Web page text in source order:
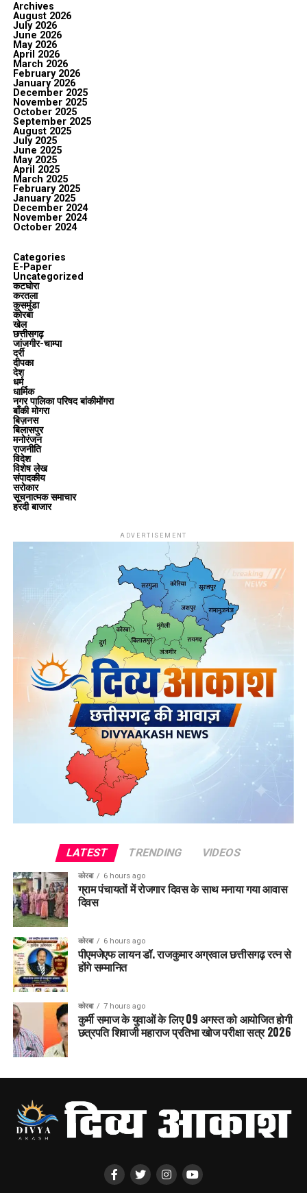
Archives
August 2026
July 2026
June 2026
May 2026
April 2026
March 2026
February 2026
January 2026
December 2025
November 2025
October 2025
September 2025
August 2025
July 2025
June 2025
May 2025
April 2025
March 2025
February 2025
January 2025
December 2024
November 2024
October 2024
Categories
E-Paper
Uncategorized
कटघोरा
करतला
कुसमुंडा
कोरबा
खेल
छत्तीसगढ़
जांजगीर-चाम्पा
दर्री
दीपका
देश
धर्म
धार्मिक
नगर पालिका परिषद बांकीमोंगरा
बाँकी मोगरा
बिज़नस
बिलासपुर
मनोरंजन
राजनीति
विदेश
विशेष लेख
संपादकीय
सरोकार
सूचनात्मक समाचार
हरदी बाजार
ADVERTISEMENT
LATEST TRENDING VIDEOS
कोरबा 6 hours ago
ग्राम पंचायतों में रोजगार दिवस के साथ मनाया गया आवास
दिवस
कोरबा 6 hours ago
पीएमजेएफ लायन डॉ. राजकुमार अग्रवाल छत्तीसगढ़ रत्न से
होंगे सम्मानित
कोरबा 7 hours ago
कुर्मी समाज के युवाओं के लिए 09 अगस्त को आयोजित होगी
छत्रपति शिवाजी महाराज प्रतिभा खोज परीक्षा सत्र 2026